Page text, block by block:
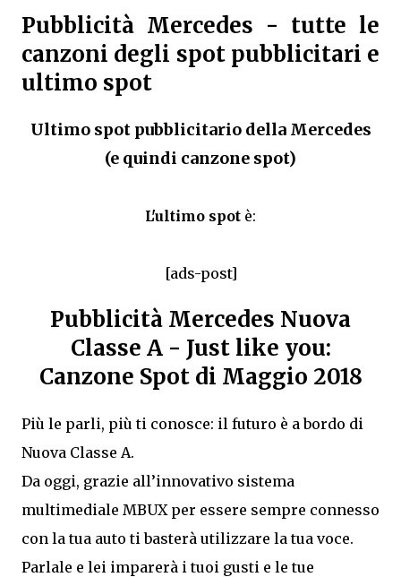
Pubblicità Mercedes - tutte le
canzoni degli spot pubblicitari e
ultimo spot
Ultimo spot pubblicitario della Mercedes
(e quindi canzone spot)
L'ultimo spot è:
[ads-post]
Pubblicità Mercedes Nuova
Classe A - Just like you:
Canzone Spot di Maggio 2018
Più le parli, più ti conosce: il futuro è a bordo di
Nuova Classe A.
Da oggi, grazie all’innovativo sistema
multimediale MBUX per essere sempre connesso
con la tua auto ti basterà utilizzare la tua voce.
Parlale e lei imparerà i tuoi gusti e le tue